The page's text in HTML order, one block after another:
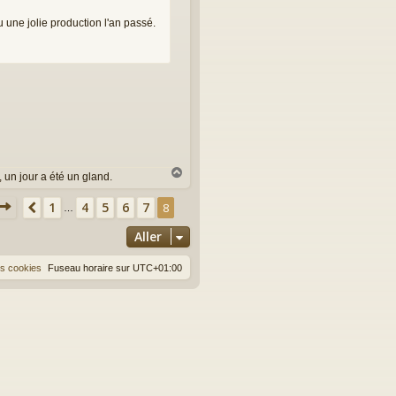
une jolie production l'an passé.
un jour a été un gland.
Page 8sur 8
Précédent
1 4 5 6 7 8
Aller
Fuseau horaire sur UTC+01:00
cookies